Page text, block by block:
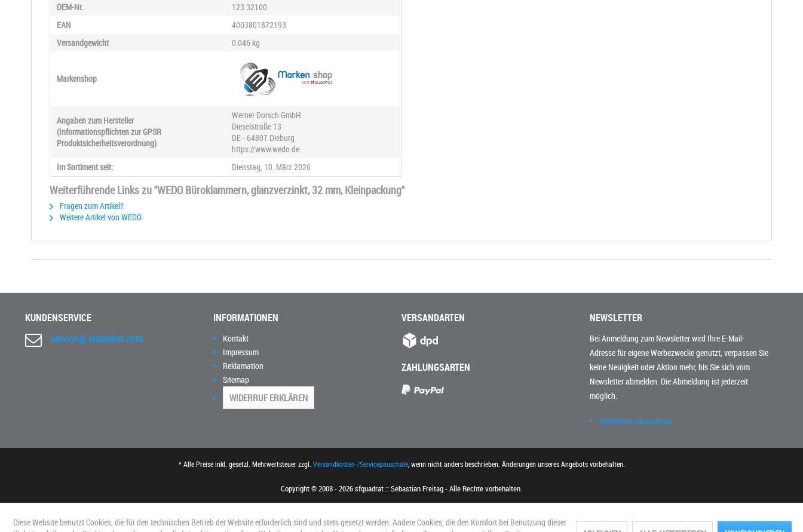
OEM-Nr.
123 32100
EAN
4003801872193
Versandgewicht
0.046 kg
Markenshop
Angaben zum Hersteller
(Informationspflichten zur GPSR
Produktsicherheitsverordnung)
Werner Dorsch GmbH
Dieselstraße 13
DE - 64807 Dieburg
https://www.wedo.de
Im Sortiment seit:
Dienstag, 10. März 2026
Weiterführende Links zu "WEDO Büroklammern, glanzverzinkt, 32 mm, Kleinpackung"
Fragen zum Artikel?
Weitere Artikel von WEDO
KUNDENSERVICE
service @ sfquadrat.com
INFORMATIONEN
Kontakt
Impressum
Reklamation
Sitemap
WIDERRUF ERKLÄREN
VERSANDARTEN
ZAHLUNGSARTEN
NEWSLETTER
Bei Anmeldung zum Newsletter wird Ihre E-Mail-
Adresse für eigene Werbezwecke genutzt, verpassen Sie
keine Neuigkeit oder Aktion mehr, bis Sie sich vom
Newsletter abmelden. Die Abmeldung ist jederzeit
möglich.
Newsletter abonnieren
* Alle Preise inkl. gesetzl. Mehrwertsteuer zzgl. Versandkosten-/Servicepauschale, wenn nicht anders beschrieben. Änderungen unseres Angebots vorbehalten.
Copyright © 2008 - 2026 sfquadrat :: Sebastian Freitag - Alle Rechte vorbehalten.
Diese Website benutzt Cookies, die für den technischen Betrieb der Website erforderlich sind und stets gesetzt werden. Andere Cookies, die den Komfort bei Benutzung dieser